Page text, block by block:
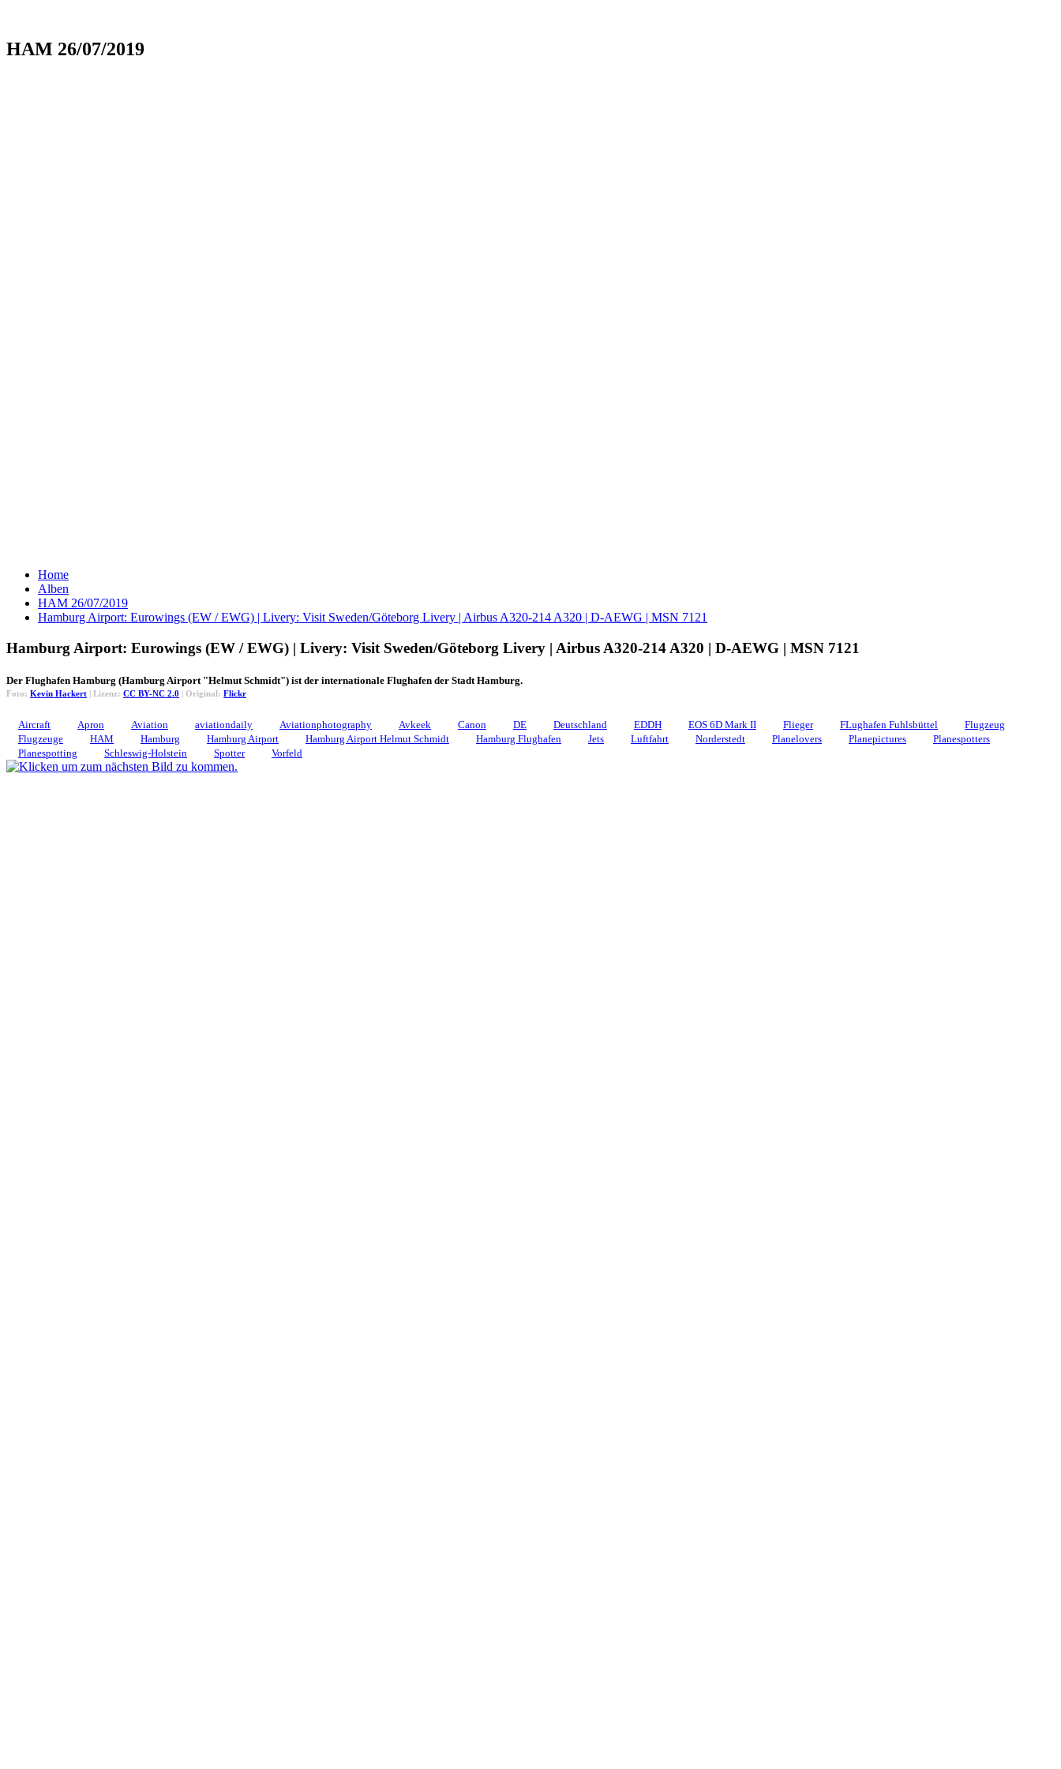
HAM 26/07/2019
Home
Alben
HAM 26/07/2019
Hamburg Airport: Eurowings (EW / EWG) | Livery: Visit Sweden/Göteborg Livery | Airbus A320-214 A320 | D-AEWG | MSN 7121
Hamburg Airport: Eurowings (EW / EWG) | Livery: Visit Sweden/Göteborg Livery | Airbus A320-214 A320 | D-AEWG | MSN 7121
Der Flughafen Hamburg (Hamburg Airport "Helmut Schmidt") ist der internationale Flughafen der Stadt Hamburg.
Foto: Kevin Hackert | Lizenz: CC BY-NC 2.0 | Original: Flickr
Aircraft Apron Aviation aviationdaily Aviationphotography Avkeek Canon DE Deutschland EDDH EOS 6D Mark II Flieger FLughafen Fuhlsbüttel
Flugzeug
Flugzeuge
HAM Hamburg Hamburg Airport Hamburg Airport Helmut Schmidt Hamburg Flughafen Jets Luftfahrt Norderstedt Planelovers Planepictures
Planespotters
Planespotting
Schleswig-Holstein Spotter Vorfeld